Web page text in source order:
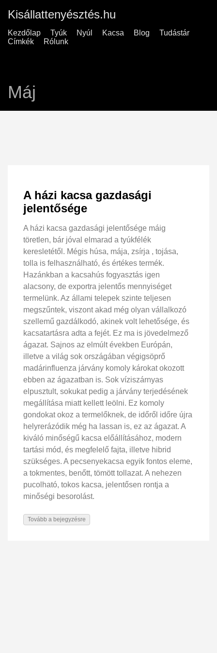
Kisállattenyésztés.hu
Kezdőlap Tyúk Nyúl Kacsa Blog
Tudástár
Címkék
Rólunk
Máj
A házi kacsa gazdasági
jelentősége
A házi kacsa gazdasági jelentősége máig
töretlen, bár jóval elmarad a tyúkfélék
keresletétől. Mégis húsa, mája, zsírja , tojása,
tolla is felhasználható, és értékes termék.
Hazánkban a kacsahús fogyasztás igen
alacsony, de exportra jelentős mennyiséget
termelünk. Az állami telepek szinte teljesen
megszűntek, viszont akad még olyan vállalkozó
szellemű gazdálkodó, akinek volt lehetősége, és
kacsatartásra adta a fejét. Ez ma is jövedelmező
ágazat. Sajnos az elmúlt években Európán,
illetve a világ sok országában végigsöprő
madárinfluenza járvány komoly károkat okozott
ebben az ágazatban is. Sok víziszárnyas
elpusztult, sokukat pedig a járvány terjedésének
megállítása miatt kellett leölni. Ez komoly
gondokat okoz a termelőknek, de időről időre újra
helyrerázódik még ha lassan is, ez az ágazat. A
kiváló minőségű kacsa előállításához, modern
tartási mód, és megfelelő fajta, illetve hibrid
szükséges. A pecsenyekacsa egyik fontos eleme,
a tokmentes, benőtt, tömött tollazat. A nehezen
pucolható, tokos kacsa, jelentősen rontja a
minőségi besorolást.
Tovább a bejegyzésre